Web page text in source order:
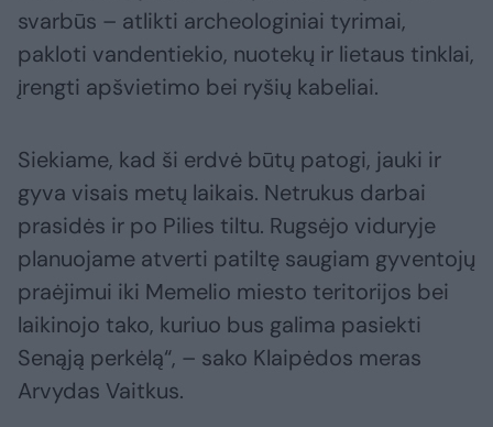
svarbūs – atlikti archeologiniai tyrimai,
pakloti vandentiekio, nuotekų ir lietaus tinklai,
įrengti apšvietimo bei ryšių kabeliai.
Siekiame, kad ši erdvė būtų patogi, jauki ir
gyva visais metų laikais. Netrukus darbai
prasidės ir po Pilies tiltu. Rugsėjo viduryje
planuojame atverti patiltę saugiam gyventojų
praėjimui iki Memelio miesto teritorijos bei
laikinojo tako, kuriuo bus galima pasiekti
Senąją perkėlą“, – sako Klaipėdos meras
Arvydas Vaitkus.